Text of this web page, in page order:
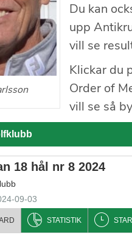
Du kan
upp
vill se
Klickar du
Order of
vill se så
18 hål nr 8 2024
09-03
STATISTIK